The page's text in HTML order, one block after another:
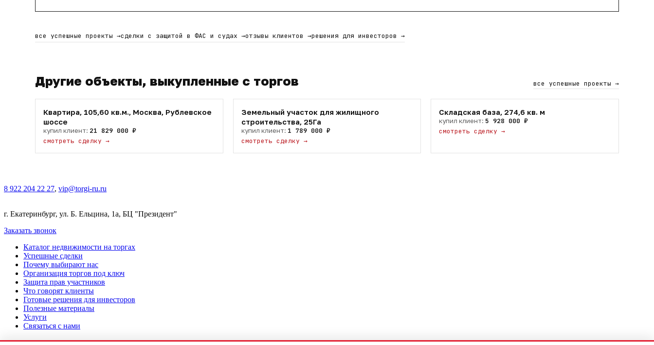
все успешные проекты →сделки с защитой в ФАС и судах →отзывы клиентов →решения для инвесторов →
Другие объекты, выкупленные с торгов все успешные проекты →
Квартира, 105,60 кв.м., Москва, Рублевское
шоссе
купил клиент: 21 829 000 ₽
смотреть сделку →
Земельный участок для жилищного
строительства, 25Га
купил клиент: 1 789 000 ₽
смотреть сделку →
Складская база, 274,6 кв. м
купил клиент: 5 928 000 ₽
смотреть сделку→
8 922 204 22 27, vip@torgi-ru.ru
г. Екатеринбург, ул. Б. Ельцина, 1а, БЦ "Президент"
Заказать звонок
Каталог недвижимости на торгах
Успешные сделки
Почему выбирают нас
Организация торгов под ключ
Защита прав участников
Что говорят клиенты
Готовые решения для инвесторов
Полезные материалы
Услуги
Связаться с нами